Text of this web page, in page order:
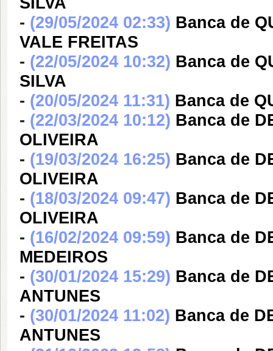
- (29/05/2024 02:33) Banca de
VALE FREITAS
- (22/05/2024 10:32) Banca de
SILVA
- (20/05/2024 11:31) Banca de
- (22/03/2024 10:12) Banca de
OLIVEIRA
- (19/03/2024 16:25) Banca de
OLIVEIRA
- (18/03/2024 09:47) Banca de
OLIVEIRA
- (16/02/2024 09:59) Banca de
MEDEIROS
- (30/01/2024 15:29) Banca de
ANTUNES
- (30/01/2024 11:02) Banca de
ANTUNES